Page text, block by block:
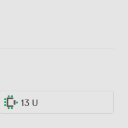
13 U